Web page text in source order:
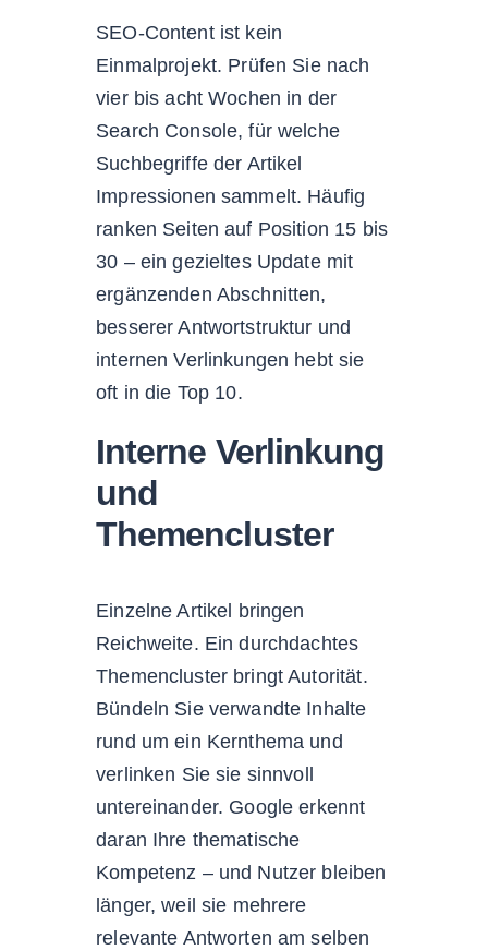
SEO-Content ist kein
Einmalprojekt. Prüfen Sie nach
vier bis acht Wochen in der
Search Console, für welche
Suchbegriffe der Artikel
Impressionen sammelt. Häufig
ranken Seiten auf Position 15 bis
30 – ein gezieltes Update mit
ergänzenden Abschnitten,
besserer Antwortstruktur und
internen Verlinkungen hebt sie
oft in die Top 10.
Interne Verlinkung
und
Themencluster
Einzelne Artikel bringen
Reichweite. Ein durchdachtes
Themencluster bringt Autorität.
Bündeln Sie verwandte Inhalte
rund um ein Kernthema und
verlinken Sie sie sinnvoll
untereinander. Google erkennt
daran Ihre thematische
Kompetenz – und Nutzer bleiben
länger, weil sie mehrere
relevante Antworten am selben